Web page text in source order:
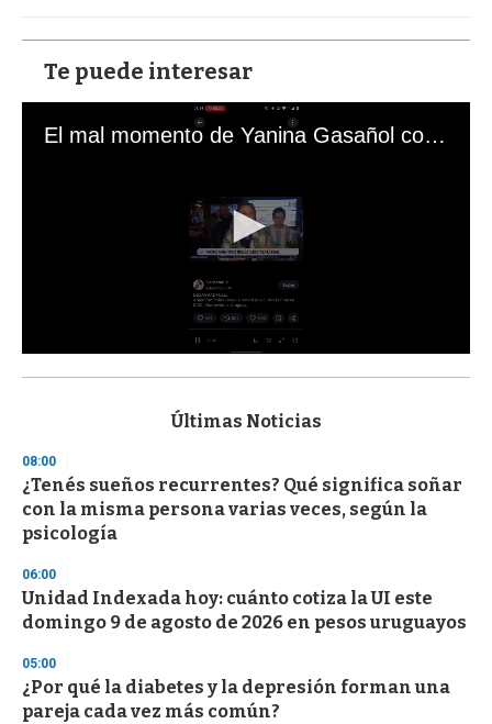
Te puede interesar
El mal momento de Yanina Gasañol con un hincha argentino en "Subrayado"
s
d
s
o
f
3
s
e
c
o
d
Últimas Noticias
08:00
¿Tenés sueños recurrentes? Qué significa soñar
con la misma persona varias veces, según la
psicología
06:00
Unidad Indexada hoy: cuánto cotiza la UI este
domingo 9 de agosto de 2026 en pesos uruguayos
05:00
¿Por qué la diabetes y la depresión forman una
pareja cada vez más común?